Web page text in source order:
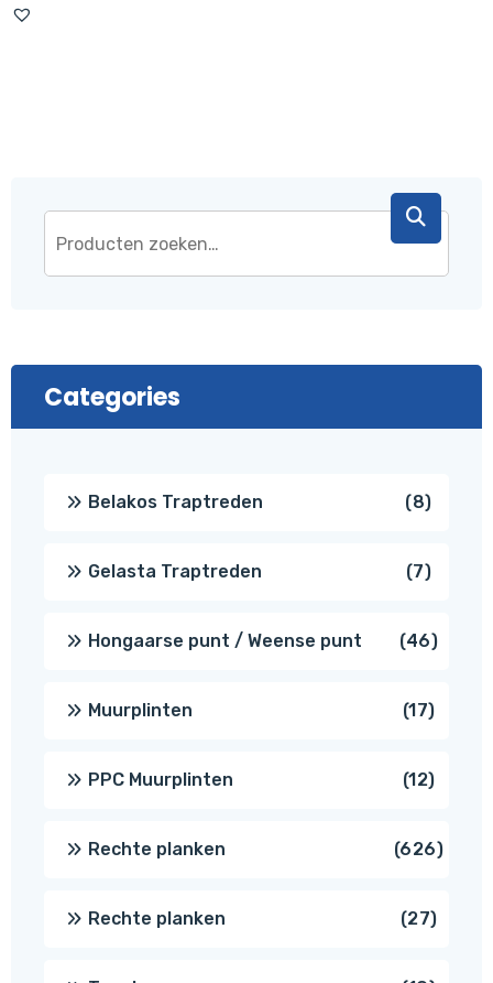
Categories
Belakos Traptreden 88
Gelasta Traptreden 77
Hongaarse punt / Weense punt 4646
Muurplinten 1717
PPC Muurplinten 1212
Rechte planken 626626
Rechte planken 2727